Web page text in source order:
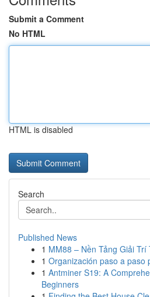
Submit a Comment
No HTML
HTML is disabled
Search
Published News
1 MM88 – Nền Tảng Giải
1 Organización paso a paso
1 Antminer S19: A
Beginners